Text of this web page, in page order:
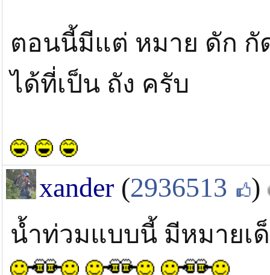
ตอนนี้มีแต่ หมาย ดัก กั
ได้ที่เป็น ถัง ครับ
xander (2936513 )
น้ำท่วมแบบนี้ มีหมายเ